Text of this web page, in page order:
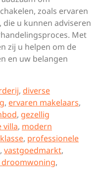
zoals ervaren
u kunnen adviseren
Met
zij u helpen om de
en uw belangen
, diverse
, ervaren makelaars,
, gezellig
villa, modern
, professionele
, vastgoedmarkt,
,